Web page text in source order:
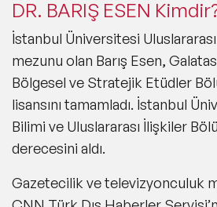
DR. BARIŞ ESEN
İstanbul Üniversitesi
mezunu olan Barış Esen,
Bölgesel ve Stratejik Etüdler
lisansını tamamladı. İstanbul
Bilimi ve Uluslararası İlişkiler
derecesini aldı.
Gazetecilik ve televizyonculuk